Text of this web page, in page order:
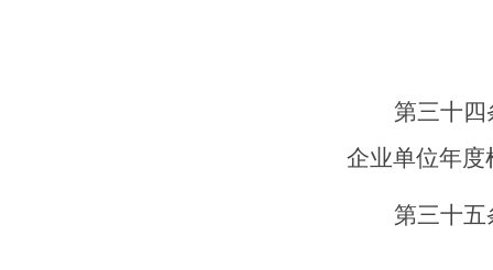
第三十四
企业单位年度
第三十五